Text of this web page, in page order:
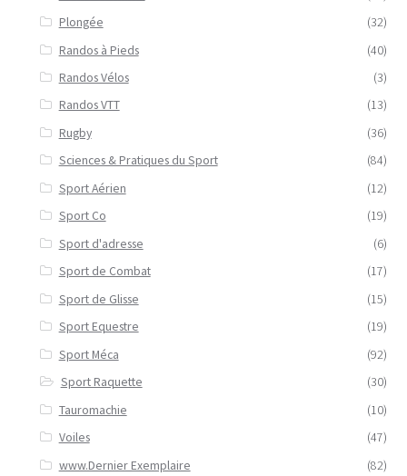
Plongée
(32)
Randos à Pieds
(40)
Randos Vélos
(3)
Randos VTT
(13)
Rugby
(36)
Sciences & Pratiques du Sport
(84)
Sport Aérien
(12)
Sport Co
(19)
Sport d'adresse
(6)
Sport de Combat
(17)
Sport de Glisse
(15)
Sport Equestre
(19)
Sport Méca
(92)
Sport Raquette
(30)
Tauromachie
(10)
Voiles
(47)
www.Dernier Exemplaire
(82)